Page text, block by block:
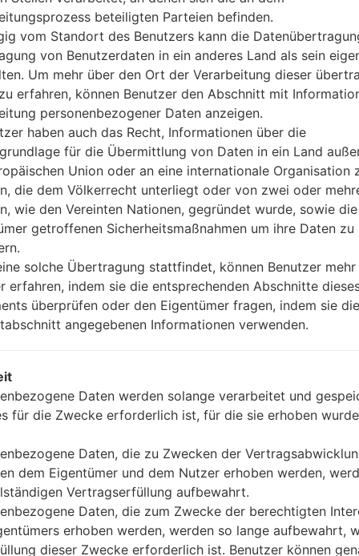
akaLG
OS Größe
OS Größe
Android 4.4.x KitKat 1.12 GiB
akaLG
05
beteiligten Parteien befinden.
vom Standort des Benutzers kann die
von Benutzerdaten in ein anderes Land als sein
Um mehr über den Ort der Verarbeitung dieser
erfahren, können Benutzer den Abschnitt mit
personenbezogener Daten anzeigen.
haben auch das Recht, Informationen über die
für die Übermittlung von Daten in ein Land
Union oder an eine internationale Organisation
die dem Völkerrecht unterliegt oder von zwei oder
wie den Vereinten Nationen, gegründet wurde, sowie
getroffenen Sicherheitsmaßnahmen um ihre Daten zu
solche Übertragung stattfindet, können Benutzer mehr
erfahren, indem sie die entsprechenden Abschnitte
überprüfen oder den Eigentümer fragen, indem sie
angegebenen Informationen verwenden.
Daten werden solange verarbeitet und
für die Zwecke erforderlich ist, für die sie erhoben
Daten, die zu Zwecken der
dem Eigentümer und dem Nutzer erhoben werden,
Vertragserfüllung aufbewahrt.
Daten, die zum Zwecke der berechtigten
erhoben werden, werden so lange aufbewahrt,
dieser Zwecke erforderlich ist. Benutzer können